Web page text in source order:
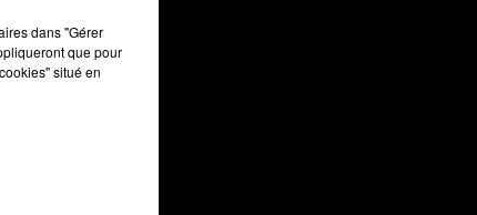
dans "Gérer
que pour
situé en